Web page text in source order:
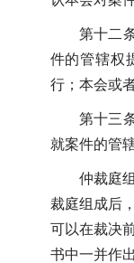
第十二
件的管辖权
行；本会或
第十三
就案件的管
仲裁庭
裁庭组成后
可以在裁决
书中一并作出